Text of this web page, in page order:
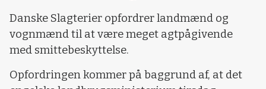
Danske Slagterier opfordrer landmænd og
vognmænd til at være meget agtpågivende
med smittebeskyttelse.
Opfordringen kommer på baggrund af, at det